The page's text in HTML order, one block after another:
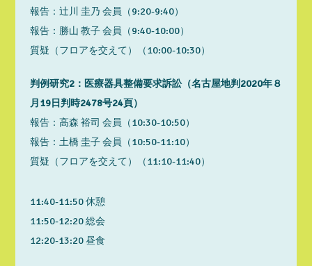
報告：辻川 圭乃 会員（9:20-9:40）
報告：勝山 教子 会員（9:40-10:00）
質疑（フロアを交えて）（10:00-10:30）
判例研究2：医療器具整備要求訴訟（名古屋地判2020年８
月19日判時2478号24頁）
報告：高森 裕司 会員（10:30-10:50）
報告：土橋 圭子 会員（10:50-11:10）
質疑（フロアを交えて）（11:10-11:40）
11:40-11:50 休憩
11:50-12:20 総会
12:20-13:20 昼食